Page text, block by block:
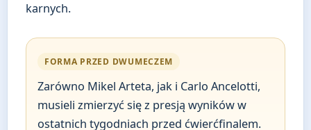
karnych.
FORMA PRZED DWUMECZEM
Zarówno Mikel Arteta, jak i Carlo Ancelotti,
musieli zmierzyć się z presją wyników w
ostatnich tygodniach przed ćwierćfinalem.